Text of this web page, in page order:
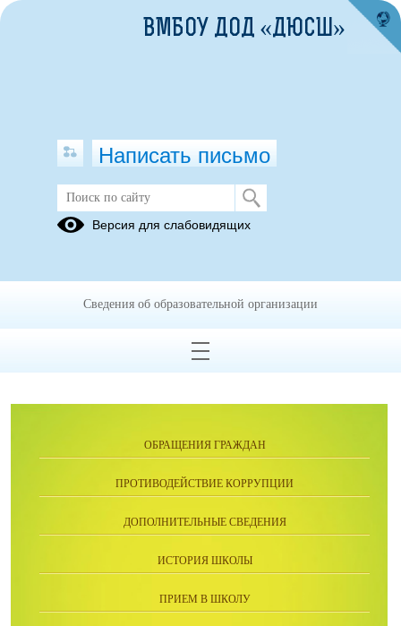
Публикации за 02.09.2025
телефоны доверия
ОБРАЩЕНИЯ ГРАЖДАН
ПРОТИВОДЕЙСТВИЕ КОРРУПЦИИ
ДОПОЛНИТЕЛЬНЫЕ СВЕДЕНИЯ
ИСТОРИЯ ШКОЛЫ
ПРИЕМ В ШКОЛУ
ВМБОУ ДОД «ДЮСШ»
Написать письмо
Версия для слабовидящих
Сведения об образовательной организации